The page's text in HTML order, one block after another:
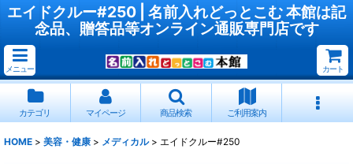
エイドクルー#250 | 名前入れどっとこむ 本館は記
念品、贈答品等オンライン通販専門店です
メニュー カート
カテゴリ マイページ 商品検索 ご利用案内
HOME > 美容・健康 > メディカル > エイドクルー#250